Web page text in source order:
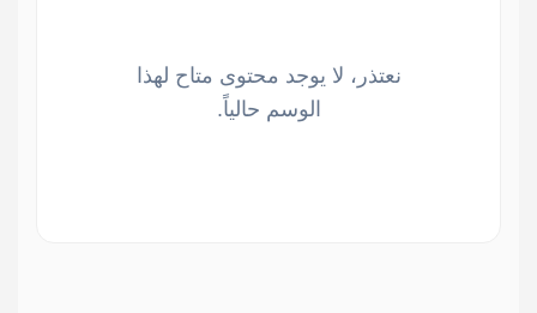
نعتذر، لا يوجد محتوى متاح لهذا
الوسم حالياً.